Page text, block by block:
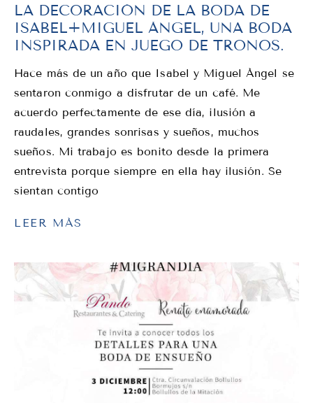
LA DECORACIÓN DE LA BODA DE
ISABEL+MIGUEL ÁNGEL, UNA BODA
INSPIRADA EN JUEGO DE TRONOS.
Hace más de un año que Isabel y Miguel Ángel se
sentaron conmigo a disfrutar de un café. Me
acuerdo perfectamente de ese día, ilusión a
raudales, grandes sonrisas y sueños, muchos
sueños. Mi trabajo es bonito desde la primera
entrevista porque siempre en ella hay ilusión. Se
sientan contigo
LEER MÁS